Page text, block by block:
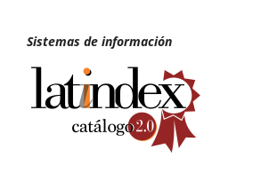
Sistemas de información